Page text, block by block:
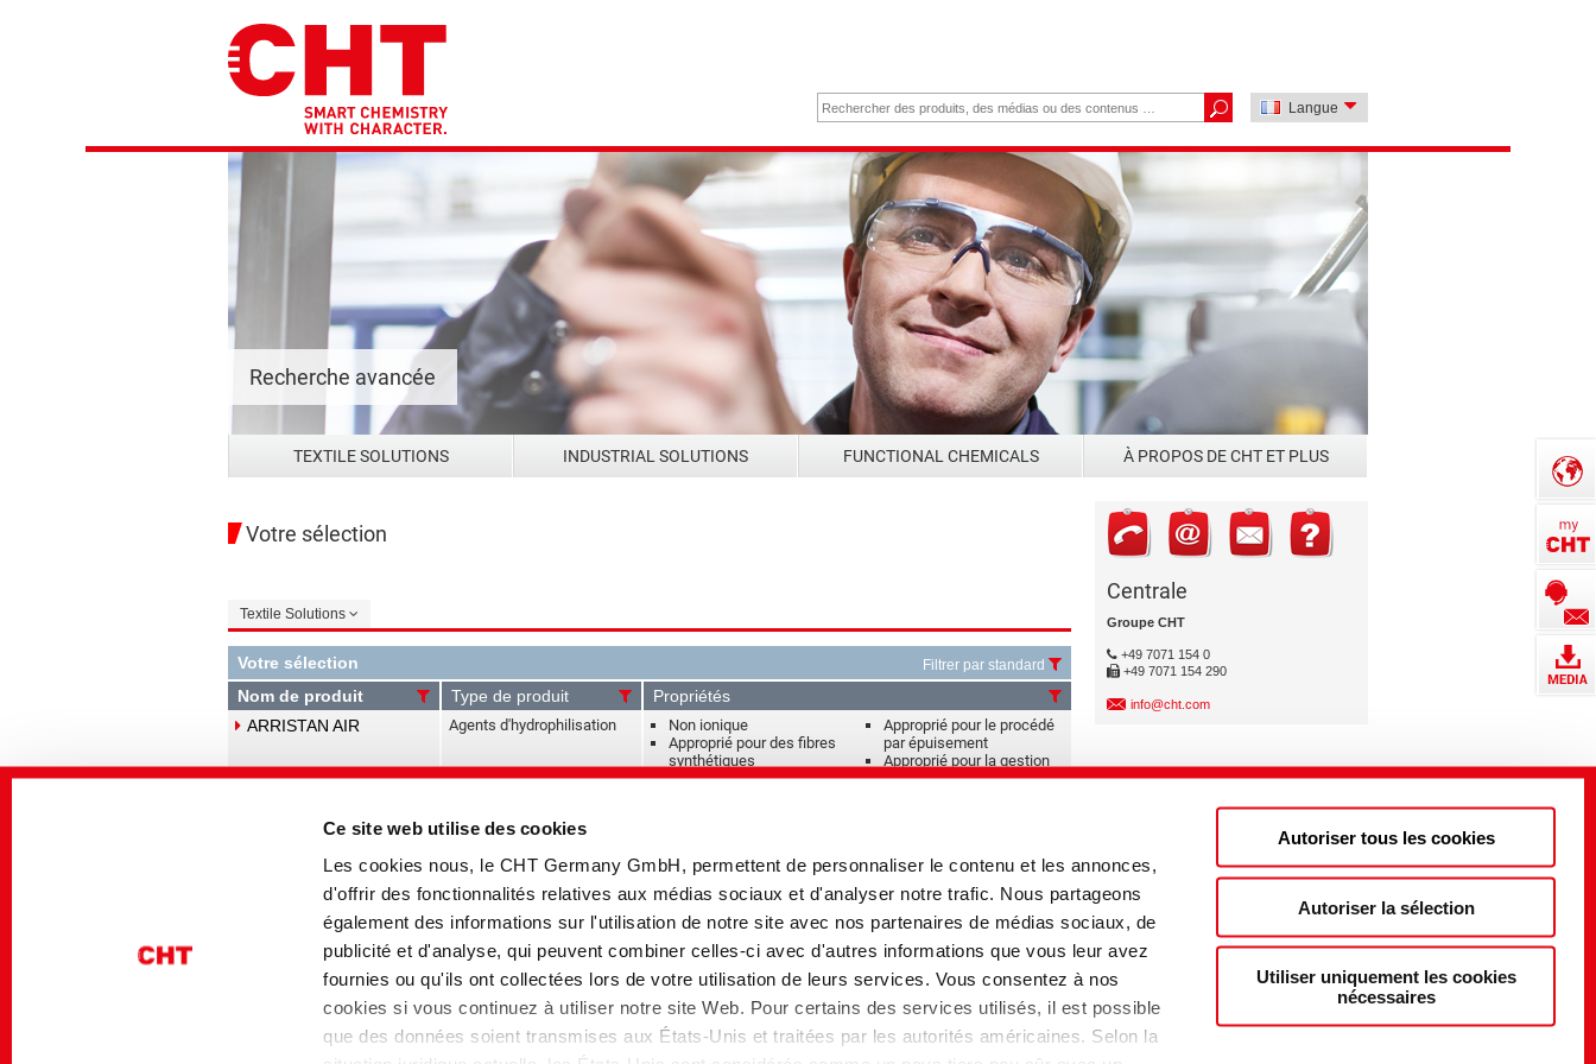
Ce site web utilise des cookies
Les cookies nous, le CHT Germany GmbH, permettent de personnaliser le contenu et les annonces,
d'offrir des fonctionnalités relatives aux médias sociaux et d'analyser notre trafic. Nous partageons
également des informations sur l'utilisation de notre site avec nos partenaires de médias sociaux, de
publicité et d'analyse, qui peuvent combiner celles-ci avec d'autres informations que vous leur avez
fournies ou qu'ils ont collectées lors de votre utilisation de leurs services. Vous consentez à nos
cookies si vous continuez à utiliser notre site Web. Pour certains des services utilisés, il est possible
que des données soient transmises aux États-Unis et traitées par les autorités américaines. Selon la
Autoriser tous les cookies
Autoriser la sélection
Utiliser uniquement les cookies
nécessaires
Langue
Recherche avancée
TEXTILE SOLUTIONS INDUSTRIAL SOLUTIONS FUNCTIONAL CHEMICALS À PROPOS DE CHT ET PLUS
Votre sélection
Textile Solutions
Votre sélection Filtrer par standard
Nom de produit Type de produit
Propriétés
ARRISTAN AIR
Agents d'hydrophilisation
Non ionique
Approprié pour des fibres
synthétiques
Approprié pour le procédé
par épuisement
Approprié pour la gestion
d'humidité
ARRISTAN MMP Agents d'hydrophilisation
synthétiques
Approprié pour la gestion
d'humidité
ARRISTAN rAIR Agents d'hydrophilisation
À base de matières
Non ionique
Approprié pour des fibres
Approprié pour le procédé
par épuisement
TUBINGAL HWS Adoucissants, Agents Approprié pour toutes Pseudocationique
Centrale
Groupe CHT
+49 7071 154 0
+49 7071 154 290
info@cht.com